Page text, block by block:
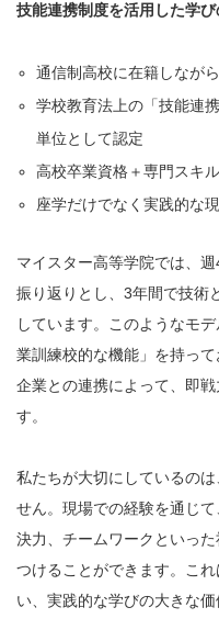
技能連携制度を活用した学
通信制高校に在籍しなが
学校教育法上の「技能連
単位として認定
高校卒業資格＋専門スキ
座学だけでなく実践的な
マイスター高等学院では、
振り返りとし、3年間で技術
しています。このようなモ
業訓練校的な機能」を持っ
企業との連携によって、即
す。
私たちが大切にしているの
せん。現場での経験を通じ
決力、チームワークといっ
つけることができます。こ
い、実践的な学びの大きな価